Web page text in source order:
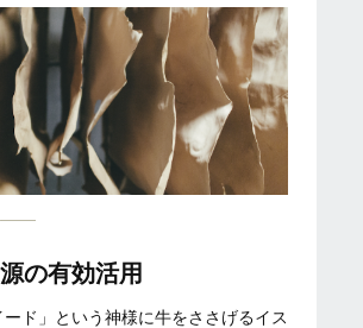
の有効活用
ド」という神様に牛をささげるイス